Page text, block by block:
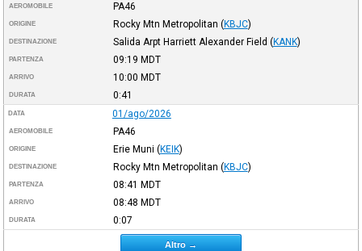
AEROMOBILE PA46
ORIGINE Rocky Mtn Metropolitan (KBJC)
DESTINAZIONE Salida Arpt Harriett Alexander Field (KANK)
PARTENZA 09:19 MDT
ARRIVO 10:00 MDT
DURATA 0:41
DATA 01/ago/2026
AEROMOBILE PA46
ORIGINE Erie Muni (KEIK)
DESTINAZIONE Rocky Mtn Metropolitan (KBJC)
PARTENZA 08:41 MDT
ARRIVO 08:48 MDT
DURATA 0:07
Altro →